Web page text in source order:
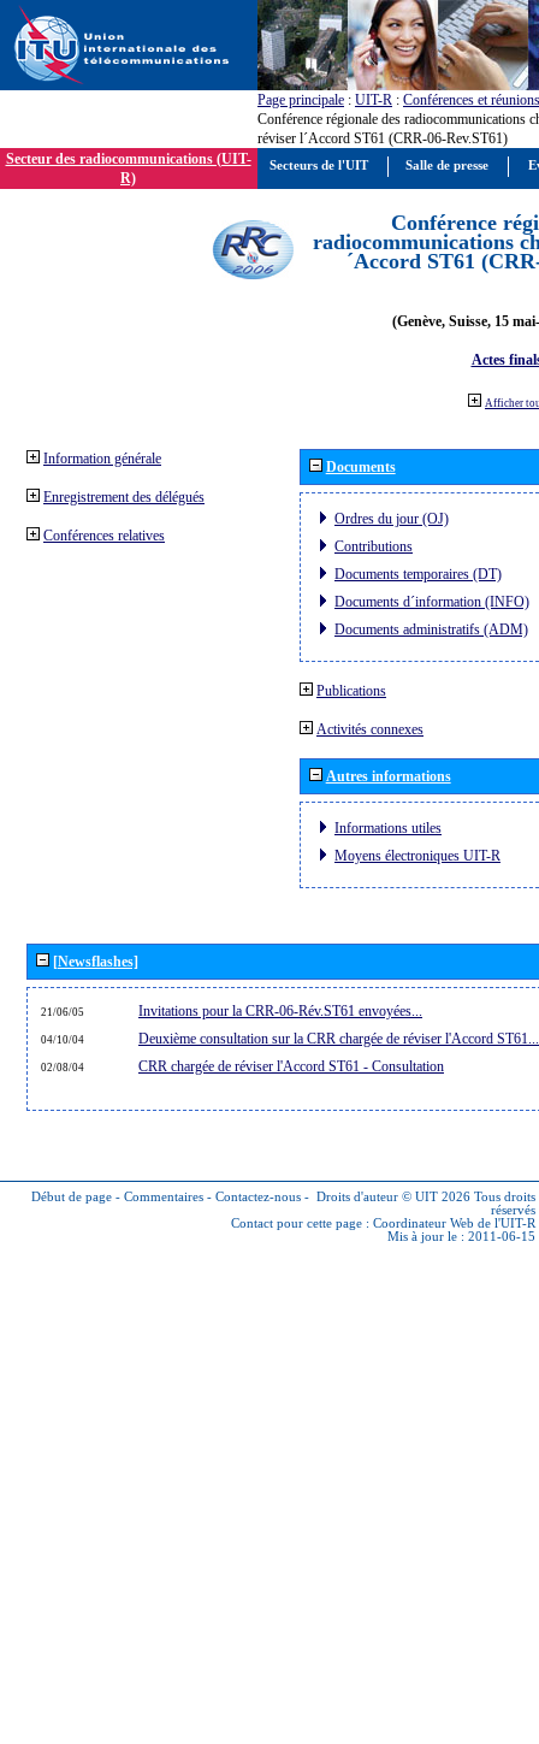
Page principale : UIT-R : Conférences et réunions
Conférence régionale des radiocommunications
réviser l´Accord ST61 (CRR-06-Rev.ST61)
Secteur des radiocommunications (UIT-
R)
Conférence
radiocommunications
´Accord ST61
(Genève, Suisse, 15
Actes
Afficher
Information générale
Enregistrement des délégués
Conférences relatives
Documents
Ordres du jour (OJ)
Contributions
Documents temporaires (DT)
Documents d´information (INFO)
Documents administratifs (ADM)
Publications
Activités connexes
Autres informations
Informations utiles
Moyens électroniques UIT-R
[Newsflashes]
21/06/05 Invitations pour la CRR-06-Rév.ST61 envoyées...
04/10/04 Deuxième consultation sur la CRR chargée de réviser l'Accord ST61...
02/08/04 CRR chargée de réviser l'Accord ST61 - Consultation
Début de page - Commentaires - Contactez-nous - Droits d'auteur © UIT 2026 Tous droits
réservés
Contact pour cette page : Coordinateur Web de l'UIT-R
Mis à jour le : 2011-06-15
Secteurs de l'UIT Salle de presse